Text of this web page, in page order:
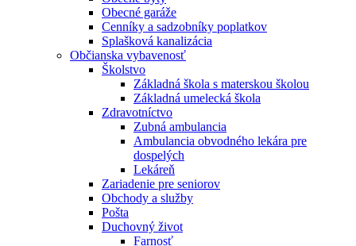
Obecné garáže
Cenníky a sadzobníky poplatkov
Splašková kanalizácia
Občianska vybavenosť
Školstvo
Základná škola s materskou školou
Základná umelecká škola
Zdravotníctvo
Zubná ambulancia
Ambulancia obvodného lekára pre
dospelých
Lekáreň
Zariadenie pre seniorov
Obchody a služby
Pošta
Duchovný život
Farnosť